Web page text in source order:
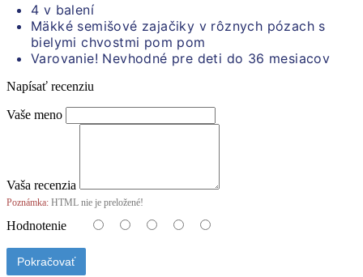
4 v balení
Mäkké semišové zajačiky v rôznych pózach s
bielymi chvostmi pom pom
Varovanie! Nevhodné pre deti do 36 mesiacov
Napísať recenziu
Vaše meno
Vaša recenzia
Poznámka: HTML nie je preložené!
Hodnotenie
Pokračovať